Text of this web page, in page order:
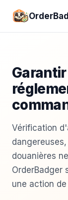
Vérification
douanières
OrderBadger
une action